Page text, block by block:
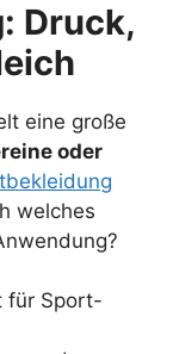
Druck,
eine große
oder
welches
für Sport-